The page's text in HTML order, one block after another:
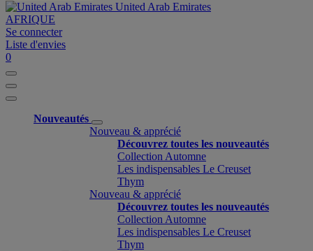
United Arab Emirates
AFRIQUE
Se connecter
Liste d'envies
0
Nouveautés
Nouveau & apprécié
Découvrez toutes les nouveautés
Collection Automne
Les indispensables Le Creuset
Thym
Nouveau & apprécié
Découvrez toutes les nouveautés
Collection Automne
Les indispensables Le Creuset
Thym